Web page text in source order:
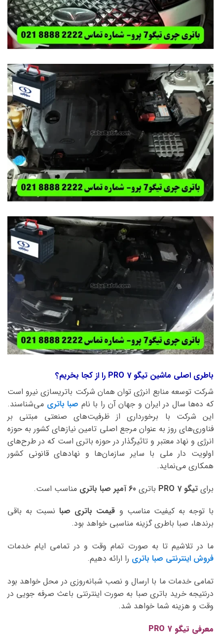
باطری اصلی ماشین تیگو 7 PRO را از کجا بخریم؟
شرکت توسعه منابع انرژی توان همان شرکت باتریسازی نیرو است
که ده‌ها سال در ایران و جهان آن را با نام صبا باتری می‌شناسند.
این شرکت با برخورداری از ظرفیت‌های صنعتی مبتنی بر
فناوری‌های روز به عنوان مرجع اصلی تامین نیازهای کشور به حوزه
انرژی و نهاد معتبر و تاثیرگذار در حوزه باتری است که در طرح‌های
اولویت دار ملی با سایر سازمان‌ها و نهادهای قانونی کشور
همکاری می‌نماید.
برای تیگو 7 PRO باتری 60 آمپر صبا باتری مناسب است.
با توجه به کیفیت مناسب و قیمت باتری صبانسبت به باقی
برندها، صبا باطری گزینه مناسبی خواهد بود.
ما در تلاشیم تا به صورت تمام وقت و در تمامی ایام خدمات
فروش اینترنتی صبا باتری را ارائه دهیم.
تمامی خدمات ما با ارسال و نصب شبانه‌روزی در محل خواهد بود
درنتیجه خرید باتری صبا به صورت اینترنتی باعث صرفه جویی در
وقت و هزینه شما خواهد شد.
معرفی تیگو 7